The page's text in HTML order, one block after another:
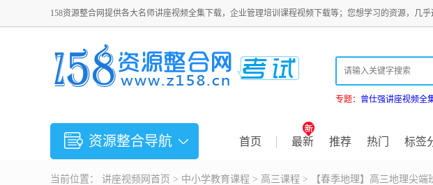
158资源整合网提供各大名师讲座视频全集下载，企业管理培训课程视频下载等；您想学习的资源，几乎
专题： 曾仕强讲座视频全
资源整合导航 首页 最新 推荐 热门 标签
当前位置： 讲座视频 网首页 > 中小学教育课程 > 高三课程 > 【春季地理】高三地理尖端